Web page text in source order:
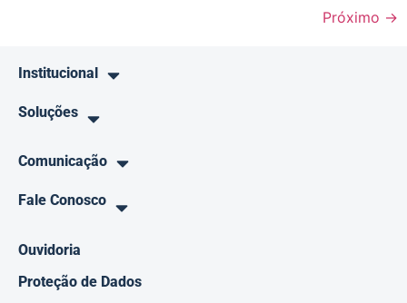
Próximo →
Institucional
Soluções
Comunicação
Fale Conosco
Ouvidoria
Proteção de Dados